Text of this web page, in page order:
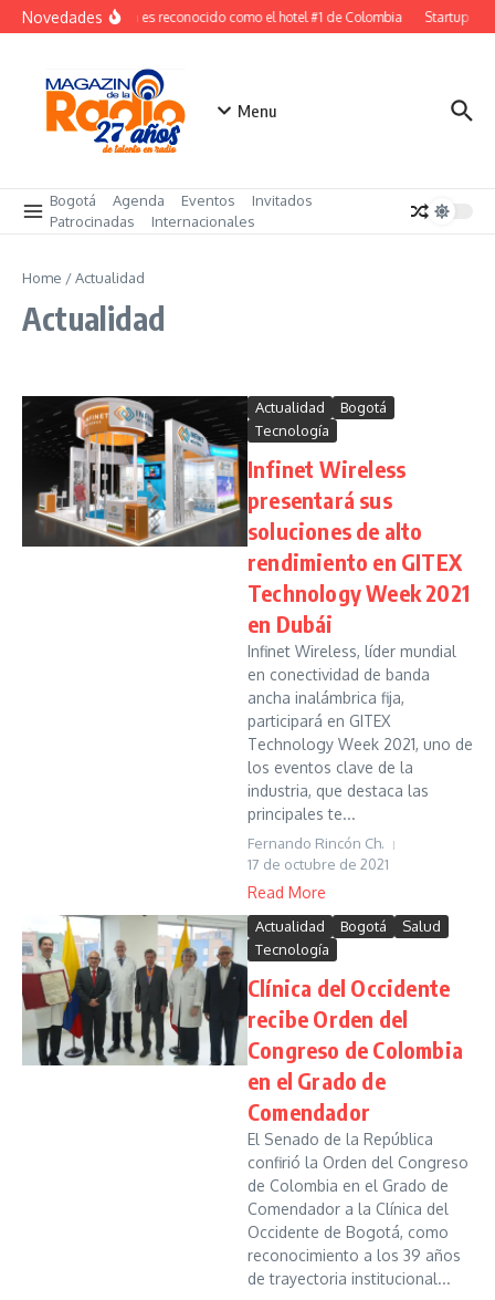
Saltar al contenido
NovedadesW Bogota es reconocido como el hotel #1 de Colombia Startup
Menu
Bogotá Agenda Eventos
Invitados
Patrocinadas
Internacionales
Home /Actualidad
Actualidad
Actualidad
Bogotá
Tecnología
Infinet Wireless
presentará sus
soluciones de alto
rendimiento en GITEX
Technology Week 2021
en Dubái
Infinet Wireless, líder mundial
en conectividad de banda
ancha inalámbrica fija,
participará en GITEX
Technology Week 2021, uno de
los eventos clave de la
industria, que destaca las
principales te...
Fernando Rincón Ch.
17 de octubre de 2021
Read More
Actualidad Bogotá
Salud
Tecnología
Clínica del Occidente
recibe Orden del
Congreso de Colombia
en el Grado de
Comendador
El Senado de la República
confirió la Orden del Congreso
de Colombia en el Grado de
Comendador a la Clínica del
Occidente de Bogotá, como
reconocimiento a los 39 años
de trayectoria institucional...